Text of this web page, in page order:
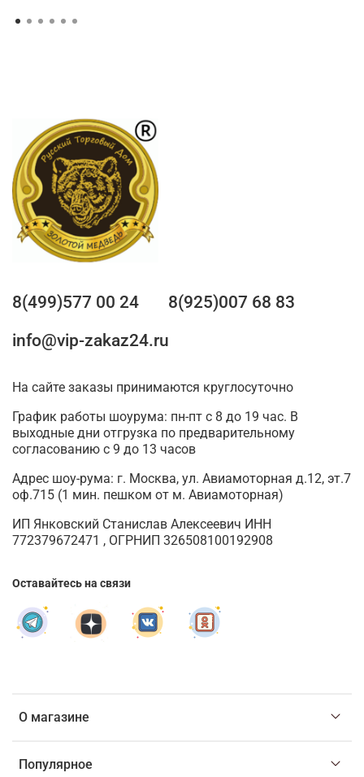
О магазине
Популярное
8(499)577 00 24
8(925)007 68 83
info@vip-zakaz24.ru
На сайте заказы принимаются круглосуточно
График работы шоурума: пн-пт с 8 до 19 час. В
выходные дни отгрузка по предварительному
согласованию с 9 до 13 часов
Адрес шоу-рума: г. Москва, ул. Авиамоторная д.12, эт.7
оф.715 (1 мин. пешком от м. Авиамоторная)
ИП Янковский Станислав Алексеевич ИНН
772379672471 , ОГРНИП 326508100192908
Оставайтесь на связи